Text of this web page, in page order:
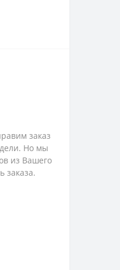
заказ
Но мы
из Вашего
заказа.